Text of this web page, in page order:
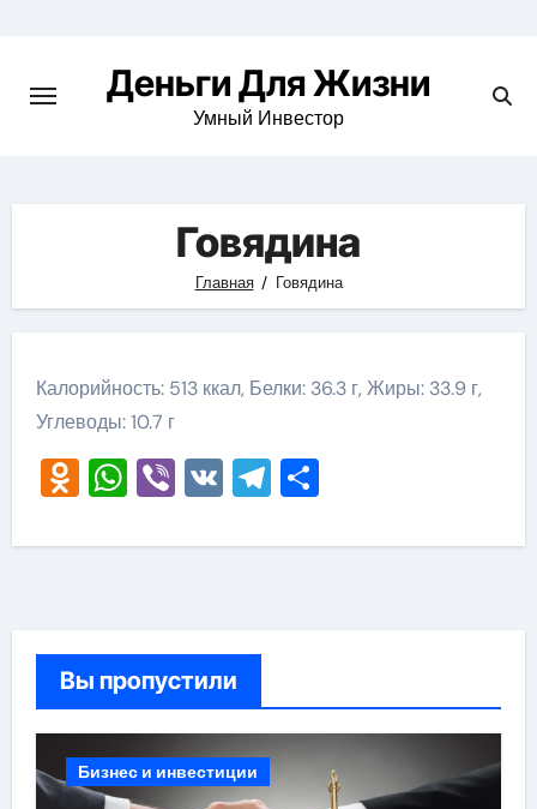
содержимомуДеньги Для Жизни
Умный Инвестор
Говядина
Главная Говядина
Калорийность: 513 ккал, Белки: 36.3 г, Жиры: 33.9 г,
Углеводы: 10.7 г
Odnoklassniki
WhatsApp
Viber
VKTelegram
Отправить
Вы пропустили
Бизнес и инвестиции